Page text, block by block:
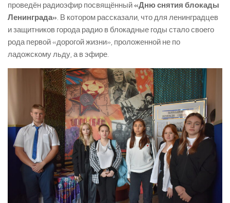
проведён радиоэфир посвящённый«Дню снятия блокады
Ленинграда». В котором рассказали, что для ленинградцев
и защитников города радио в блокадные годы стало своего
рода первой «дорогой жизни», проложенной не по
ладожскому льду, а в эфире.